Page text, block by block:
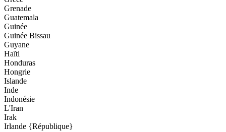
Grenade
Guatemala
Guinée
Guinée Bissau
Guyane
Haïti
Honduras
Hongrie
Islande
Inde
Indonésie
L'Iran
Irak
Irlande {République}